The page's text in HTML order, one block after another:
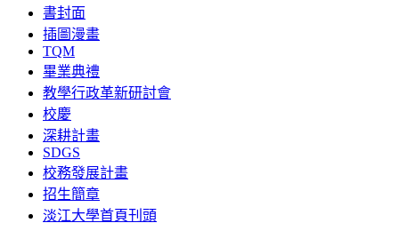
書封面
插圖漫畫
TQM
畢業典禮
教學行政革新研討會
校慶
深耕計畫
SDGS
校務發展計畫
招生簡章
淡江大學首頁刊頭